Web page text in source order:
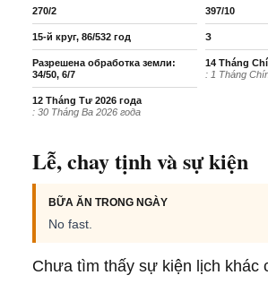
270/2 397/10
15-й круг, 86/532 год З
Разрешена обработка земли:
34/50, 6/7
14 Tháng
: 1 Tháng
12 Tháng Tư 2026 года
: 30 Tháng Ba 2026 года
Lễ, chay tịnh và sự kiện
BỮA ĂN TRONG NGÀY
No fast.
Chưa tìm thấy sự kiện lịch khác